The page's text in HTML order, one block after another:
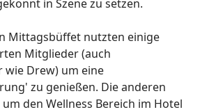
in Szene zu setzen.
Mittagsbüffet nutzten einige
Mitglieder (auch
wie Drew) um eine
zu genießen. Die anderen
den Wellness Bereich im Hotel